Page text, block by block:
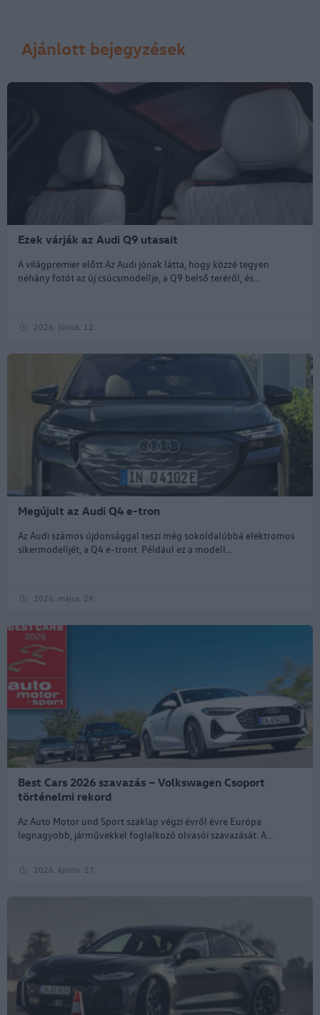
Ajánlott bejegyzések
Ezek várják az Audi Q9 utasait
A világpremier előtt Az Audi jónak látta, hogy közzé tegyen
néhány fotót az új csúcsmodellje, a Q9 belső teréről, és...
2026. június. 12.
Megújult az Audi Q4 e-tron
Az Audi számos újdonsággal teszi még sokoldalúbbá elektromos
sikermodelljét, a Q4 e-tront. Például ez a modell...
2026. május. 29.
Best Cars 2026 szavazás – Volkswagen Csoport
történelmi rekord
Az Auto Motor und Sport szaklap végzi évről évre Európa
legnagyobb, járművekkel foglalkozó olvasói szavazását. A...
2026. április. 27.